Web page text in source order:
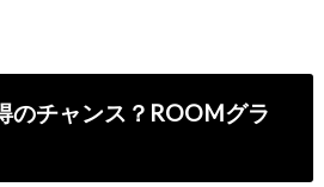
のチャンス？ROOMグラ